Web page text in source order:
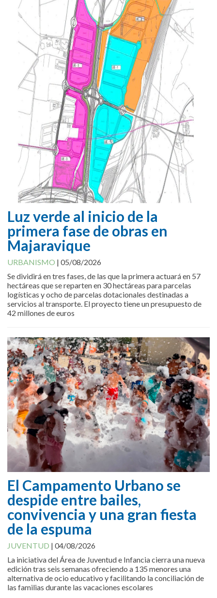
Luz verde al inicio de la
primera fase de obras en
Majaravique
URBANISMO | 05/08/2026
Se dividirá en tres fases, de las que la primera actuará en 57
hectáreas que se reparten en 30 hectáreas para parcelas
logísticas y ocho de parcelas dotacionales destinadas a
servicios al transporte. El proyecto tiene un presupuesto de
42 millones de euros
El Campamento Urbano se
despide entre bailes,
convivencia y una gran fiesta
de la espuma
JUVENTUD | 04/08/2026
La iniciativa del Área de Juventud e Infancia cierra una nueva
edición tras seis semanas ofreciendo a 135 menores una
alternativa de ocio educativo y facilitando la conciliación de
las familias durante las vacaciones escolares